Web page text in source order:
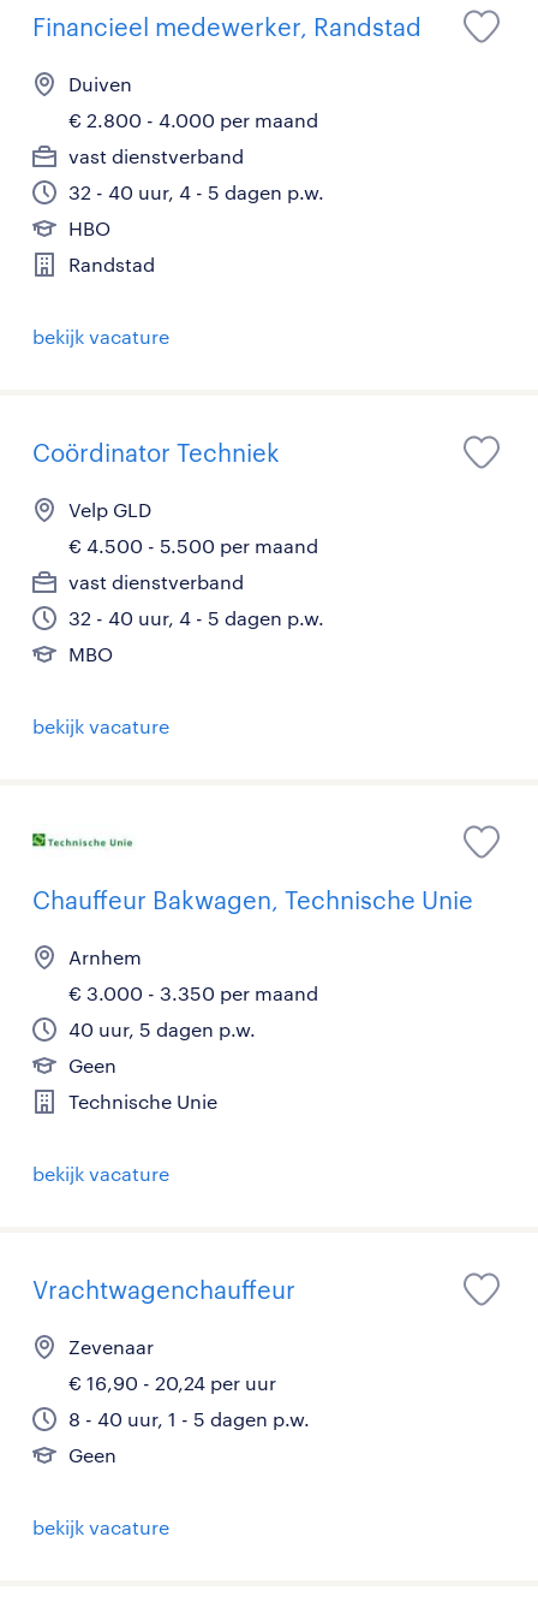
Financieel medewerker, Randstad
Duiven
€ 2.800 - 4.000 per maand
vast dienstverband
32 - 40 uur, 4 - 5 dagen p.w.
HBO
Randstad
bekijk vacature
Coördinator Techniek
Velp GLD
€ 4.500 - 5.500 per maand
vast dienstverband
32 - 40 uur, 4 - 5 dagen p.w.
MBO
bekijk vacature
Chauffeur Bakwagen, Technische Unie
Arnhem
€ 3.000 - 3.350 per maand
40 uur, 5 dagen p.w.
Geen
Technische Unie
bekijk vacature
Vrachtwagenchauffeur
Zevenaar
€ 16,90 - 20,24 per uur
8 - 40 uur, 1 - 5 dagen p.w.
Geen
bekijk vacature